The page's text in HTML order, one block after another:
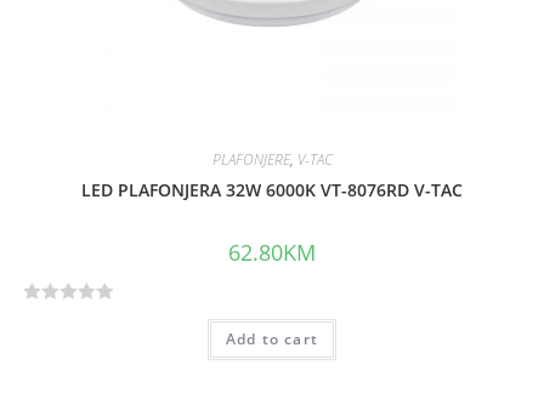
PLAFONJERE, V-TAC
LED PLAFONJERA 32W 6000K VT-8076RD V-TAC
62.80KM
Add to cart